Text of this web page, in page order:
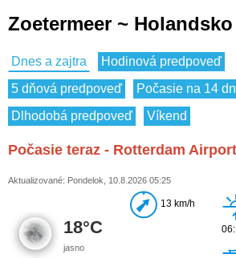
Zoetermeer ~ Holandsko
Dnes a zajtra
Hodinová predpoveď
5 dňová predpoveď
Počasie na 14
Dlhodobá predpoveď
Víkend
Počasie teraz - Rotterdam
Aktualizované: Pondelok, 10.8.2026 05:25
18°C
jasno
13 km/h